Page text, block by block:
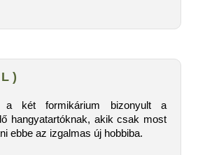
)
a két formikárium bizonyult a
hangyatartóknak, akik csak most
ebbe az izgalmas új hobbiba.